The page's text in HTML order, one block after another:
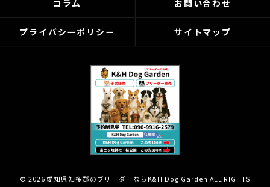
コラム お問い合わせ
プライバシーポリシー サイトマップ
© 2026 愛知県知多郡のブリーダーならK&H Dog Garden ALL RIGHTS